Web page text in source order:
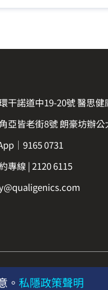
。 私隱政策聲明
干諾道中19-20號 醫思
亞皆老街8號 朗豪坊辦公
｜9165 0731
專線 | 2120 6115